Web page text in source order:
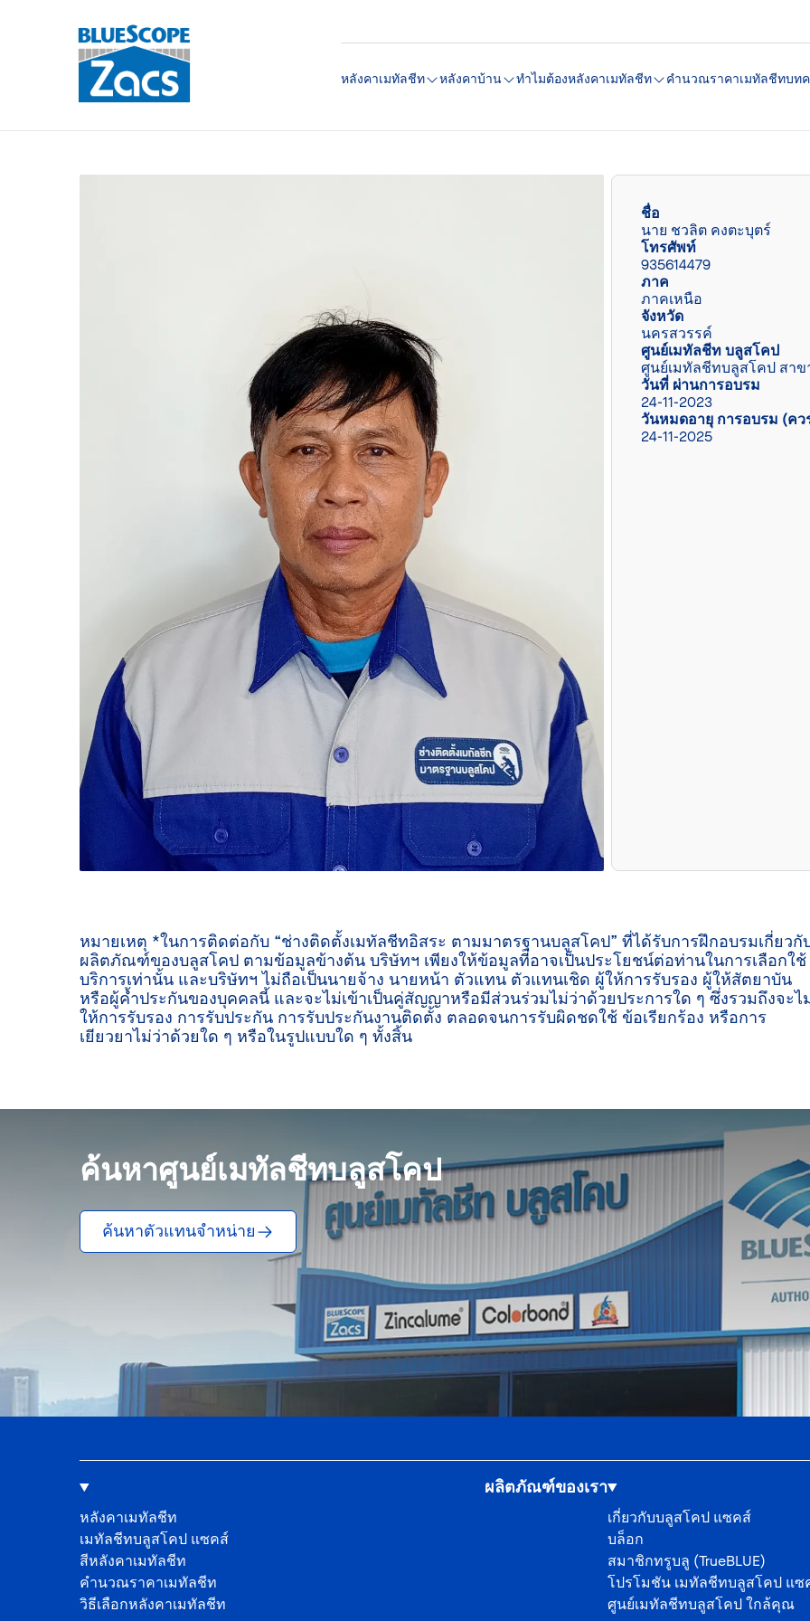
หลังคาเมทัลชีท หลังคาบ้าน ทำไมต้องหลังคาเมทัลชีท คํานวณราคาเมทัลชีทบท
ชื่อ
นาย ชวลิต คงตะบุตร์
โทรศัพท์
935614479
ภาค
ภาคเหนือ
จังหวัด
นครสวรรค์
ศูนย์เมทัลชีท บลูสโคป
ศูนย์เมทัลชีทบลูสโคป สา
วันที่ ผ่านการอบรม
24-11-2023
วันหมดอายุ การอบรม (ค
24-11-2025
หมายเหตุ *ในการติดต่อกับ “ช่างติดตั้งเมทัลชีทอิสระ ตามมาตรฐานบลูสโคป” ที่ได้รับการฝึกอบรมเกี่ยวกั
ผลิตภัณฑ์ของบลูสโคป ตามข้อมูลข้างต้น บริษัทฯ เพียงให้ข้อมูลที่อาจเป็นประโยชน์ต่อท่านในการเลือกใช้
บริการเท่านั้น และบริษัทฯ ไม่ถือเป็นนายจ้าง นายหน้า ตัวแทน ตัวแทนเชิด ผู้ให้การรับรอง ผู้ให้สัตยาบัน
หรือผู้ค้ำประกันของบุคคลนี้ และจะไม่เข้าเป็นคู่สัญญาหรือมีส่วนร่วมไม่ว่าด้วยประการใด ๆ ซึ่งรวมถึงจะไ
ให้การรับรอง การรับประกัน การรับประกันงานติดตั้ง ตลอดจนการรับผิดชดใช้ ข้อเรียกร้อง หรือการ
เยียวยาไม่ว่าด้วยใด ๆ หรือในรูปแบบใด ๆ ทั้งสิ้น
ค้นหาศูนย์เมทัลชีทบลูสโคป
ค้นหาตัวแทนจำหน่าย
ผลิตภัณฑ์ของเรา
หลังคาเมทัลชีท
เมทัลชีทบลูสโคป แซคส์
สีหลังคาเมทัลชีท
คํานวณราคาเมทัลชีท
วิธีเลือกหลังคาเมทัลชีท
เกี่ยวกับบลูสโคป แซคส์
บล็อก
สมาชิกทรูบลู (TrueBLUE)
โปรโมชัน เมทัลชีทบลูสโคป แซ
ศูนย์เมทัลชีทบลูสโคป ใกล้คุณ